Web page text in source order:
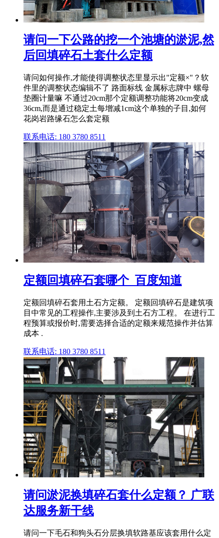
请问一下公路的挖一个池塘的淤泥,然
后回填碎石土套什么定额
请问如何操作,才能使得调整状态里显示出"定额×"？软
件里的调整状态编辑不了 路面标线 金属标志牌中 螺母
垫圈计量嘛 不通过20cm那个定额调整功能将20cm变成
36cm,而是通过稳定土每增减1cm这个单独的子目,如何
花岗岩路缘石怎么套定额
联系电话: 180 3780 8511
定额回填碎石套哪个_百度知道
定额回填碎石套用土石方定额。 定额回填碎石是建筑项
目中常见的工程操作,主要涉及到土石方工程。 在进行工
程预算或报价时,需要选择合适的定额来规范操作并估算
成本 .
联系电话: 180 3780 8511
请问淤泥换填碎石套什么定额？ 广联
达服务新干线
请问一下毛石和狗头石分层换填软路基应该套用什么定